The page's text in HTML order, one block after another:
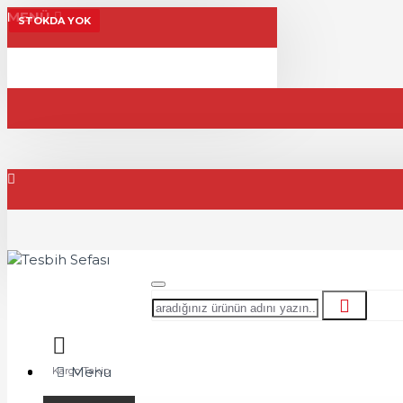
MENÜ
Kargo Takip
Menu
STOKDA YOK